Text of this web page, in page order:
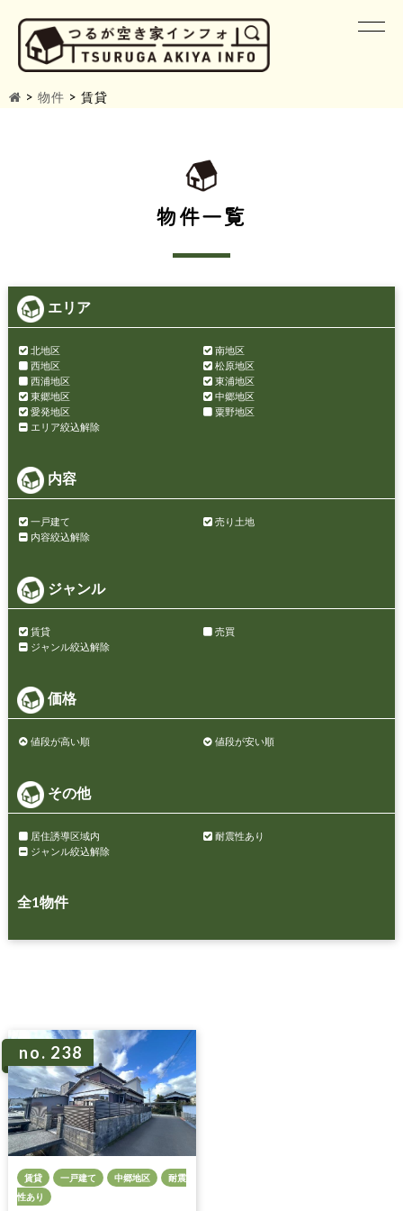
> 物件 > 賃貸
物件一覧
エリア
北地区
南地区
西地区
松原地区
西浦地区
東浦地区
東郷地区
中郷地区
愛発地区
粟野地区
エリア絞込解除
内容
一戸建て
売り土地
内容絞込解除
ジャンル
賃貸
売買
ジャンル絞込解除
価格
値段が高い順 値段が安い順
その他
居住誘導区域内
耐震性あり
ジャンル絞込解除
全1物件
no. 238
賃貸 一戸建て 中郷地区
耐震
性あり